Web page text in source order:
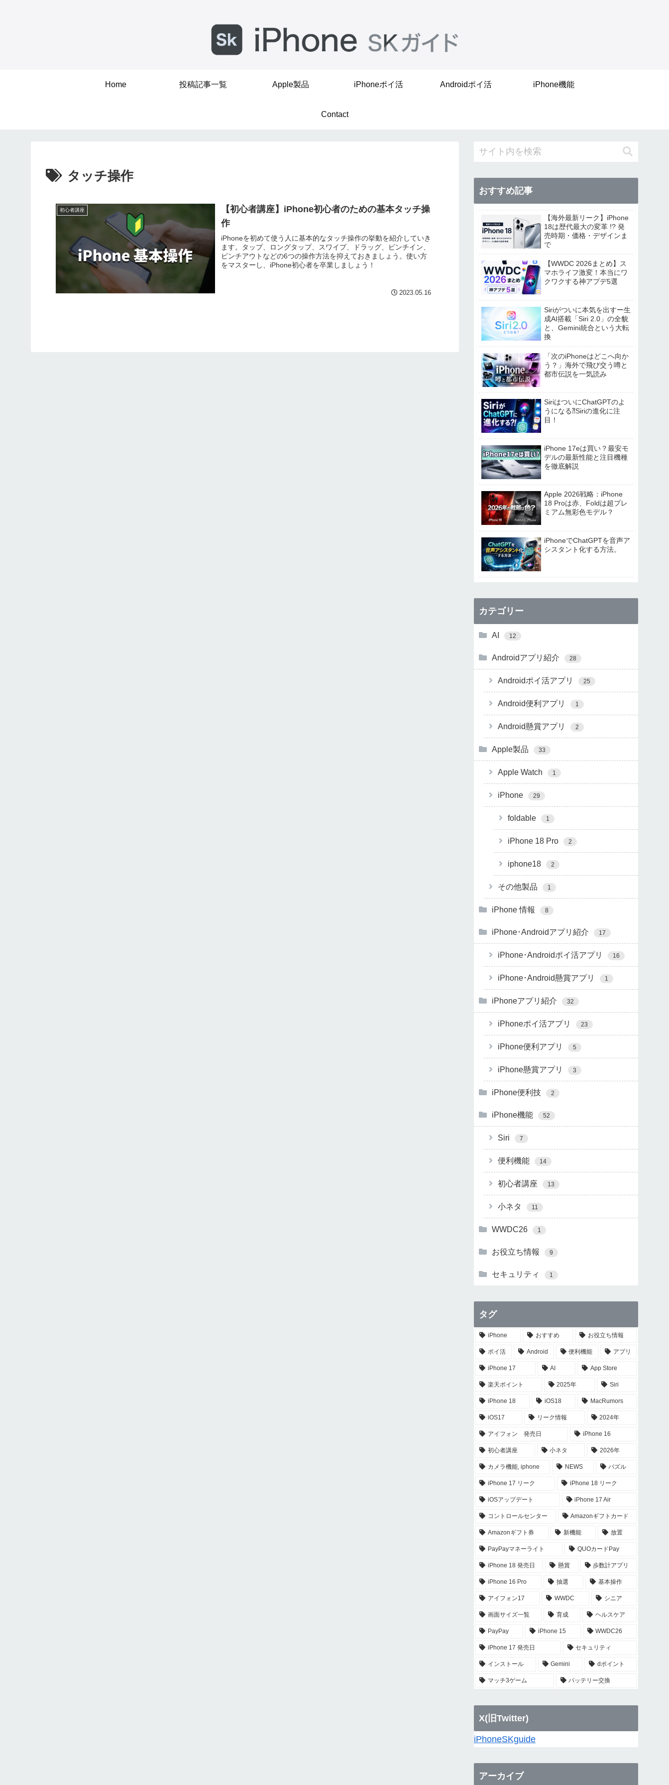
Home 投稿記事一覧 Apple製品 iPhoneポイ活 Androidポイ活 iPhone機能
Contact
タッチ操作
初心者講座
【初心者講座】iPhone初心者のための基本タッチ操
作
iPhoneを初めて使う人に基本的なタッチ操作の挙動を紹介していき
ます。タップ、ロングタップ、スワイプ、ドラッグ、ピンチイン、
ピンチアウトなどの6つの操作方法を抑えておきましょう。使い方
をマスターし、iPhone初心者を卒業しましょう！
2023.05.16
おすすめ記事
【海外最新リーク】iPhone
18は歴代最大の変革 !? 発
売時期・価格・デザインま
で
【WWDC 2026まとめ】ス
マホライフ激変！本当にワ
クワクする神アプデ5選
Siriがついに本気を出すー生
成AI搭載「Siri 2.0」の全貌
と、Gemini統合という大転
換
「次のiPhoneはどこへ向か
う？」海外で飛び交う噂と
都市伝説を一気読み
SiriはついにChatGPTのよ
うになる⁈Siriの進化に注
目！
iPhone 17eは買い？最安モ
デルの最新性能と注目機種
を徹底解説
Apple 2026戦略：iPhone
18 Proは赤、Foldは超プレ
ミアム無彩色モデル？
iPhoneでChatGPTを音声ア
シスタント化する方法。
カテゴリー
AI 12
Androidアプリ紹介 28
Androidポイ活アプリ 25
Android便利アプリ 1
Android懸賞アプリ 2
Apple製品 33
Apple Watch 1
iPhone 29
foldable 1
iPhone 18 Pro 2
iphone18 2
その他製品 1
iPhone 情報 8
iPhone･Androidアプリ紹介 17
iPhone･Androidポイ活アプリ 16
iPhone･Android懸賞アプリ 1
iPhoneアプリ紹介 32
iPhoneポイ活アプリ 23
iPhone便利アプリ 5
iPhone懸賞アプリ 3
iPhone便利技 2
iPhone機能 52
Siri 7
便利機能 14
初心者講座 13
小ネタ 11
WWDC26 1
お役立ち情報 9
セキュリティ 1
タグ
iPhone おすすめ お役立ち情報
ポイ活 Android 便利機能 アプリ
iPhone 17 AI App Store
楽天ポイント 2025年 Siri
iPhone 18 iOS18 MacRumors
iOS17 リーク情報 2024年
アイフォン 発売日 iPhone 16
初心者講座 小ネタ 2026年
カメラ機能, iphone NEWS パズル
iPhone 17 リーク iPhone 18 リーク
iOSアップデート iPhone 17 Air
コントロールセンター Amazonギフトカード
Amazonギフト券 新機能 放置
PayPayマネーライト QUOカードPay
iPhone 18 発売日 懸賞 歩数計アプリ
iPhone 16 Pro 抽選 基本操作
アイフォン17 WWDC シニア
画面サイズ一覧 育成 ヘルスケア
PayPay iPhone 15 WWDC26
iPhone 17 発売日 セキュリティ
インストール Gemini dポイント
マッチ3ゲーム バッテリー交換
X(旧Twitter)
iPhoneSKguide
アーカイブ